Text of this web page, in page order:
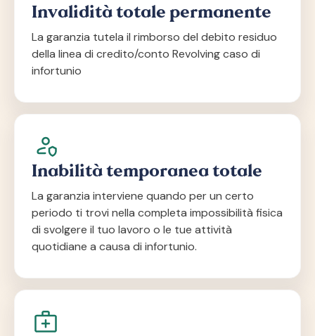
Invalidità totale permanente
La garanzia tutela il rimborso del debito residuo
della linea di credito/conto Revolving caso di
infortunio
Inabilità temporanea totale
La garanzia interviene quando per un certo
periodo ti trovi nella completa impossibilità fisica
di svolgere il tuo lavoro o le tue attività
quotidiane a causa di infortunio.